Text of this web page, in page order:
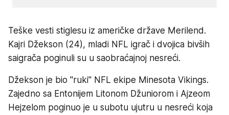
Teške vesti stiglesu iz američke države Merilend.
Kajri Džekson (24), mladi NFL igrač i dvojica bivših
saigrača poginuli su u saobraćajnoj nesreći.
Džekson je bio "ruki" NFL ekipe Minesota Vikings.
Zajedno sa Entonijem Litonom Džuniorom i Ajzeom
Hejzelom poginuo je u subotu ujutru u nesreći koja